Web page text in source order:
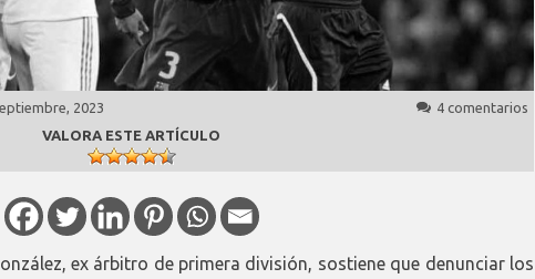
2023
4 comentarios
VALORA ESTE ARTÍCULO
ex árbitro de primera división, sostiene que denunciar los